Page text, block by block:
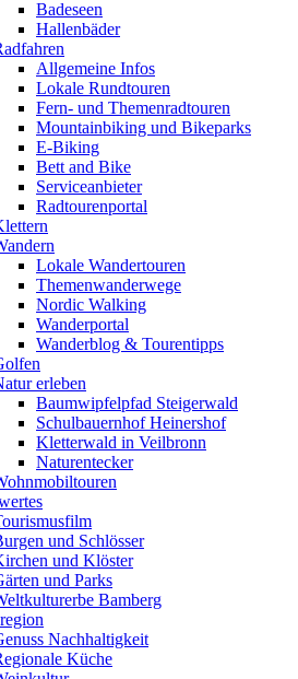
Badeseen
Hallenbäder
Allgemeine Infos
Lokale Rundtouren
Fern- und Themenradtouren
Mountainbiking und Bikeparks
E-Biking
Bett and Bike
Serviceanbieter
Radtourenportal
Lokale Wandertouren
Themenwanderwege
Nordic Walking
Wanderportal
Wanderblog & Tourentipps
erleben
Baumwipfelpfad Steigerwald
Schulbauernhof Heinershof
Kletterwald in Veilbronn
Naturentecker
und Schlösser
und Klöster
und Parks
Bamberg
Nachhaltigkeit
Küche